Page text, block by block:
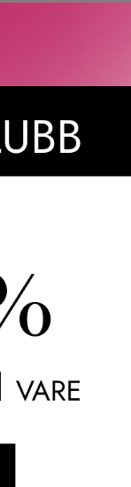
og ny
av den tidløse
i hjertet av
Sterk.